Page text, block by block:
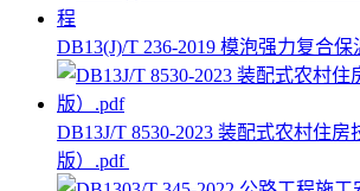
DB13(J)/T 236-2019 模泡强力复合
DB13J/T 8530-2023 装配式农村住
版）.pdf